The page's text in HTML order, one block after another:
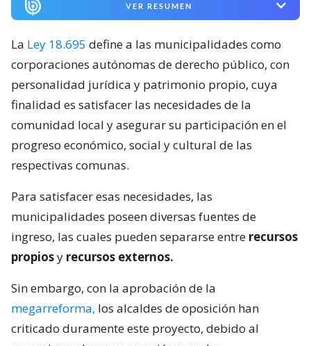
VER RESUMEN
La Ley 18.695 define a las municipalidades como
corporaciones autónomas de derecho público, con
personalidad jurídica y patrimonio propio, cuya
finalidad es satisfacer las necesidades de la
comunidad local y asegurar su participación en el
progreso económico, social y cultural de las
respectivas comunas.
Para satisfacer esas necesidades, las
municipalidades poseen diversas fuentes de
ingreso, las cuales pueden separarse entre recursos
propiosy recursos externos.
Sin embargo, con la aprobación de la
megarreforma, los alcaldes de oposición han
criticado duramente este proyecto, debido al